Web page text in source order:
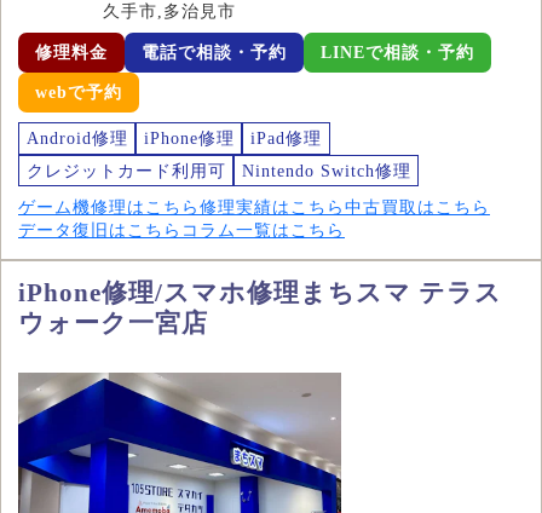
久手市,多治見市
修理料金 電話で相談・予約 LINEで相談・予約
webで予約
Android修理 iPhone修理
iPad修理
クレジットカード利用可
Nintendo Switch修理
ゲーム機修理はこちら 修理実績はこちら 中古買取はこちら
データ復旧はこちら コラム一覧はこちら
iPhone修理/スマホ修理まちスマ テラス
ウォーク一宮店